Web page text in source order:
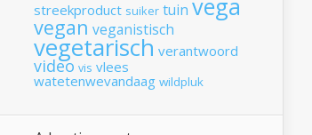
streekproduct suiker tuin vega
vegan veganistisch
vegetarisch verantwoord
video vis vlees
watetenwevandaag wildpluk